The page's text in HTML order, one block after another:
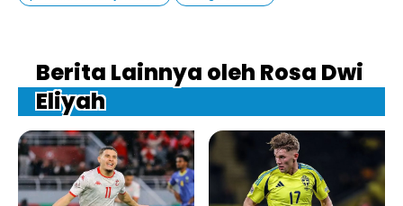
Berita Lainnya oleh Rosa Dwi
Eliyah